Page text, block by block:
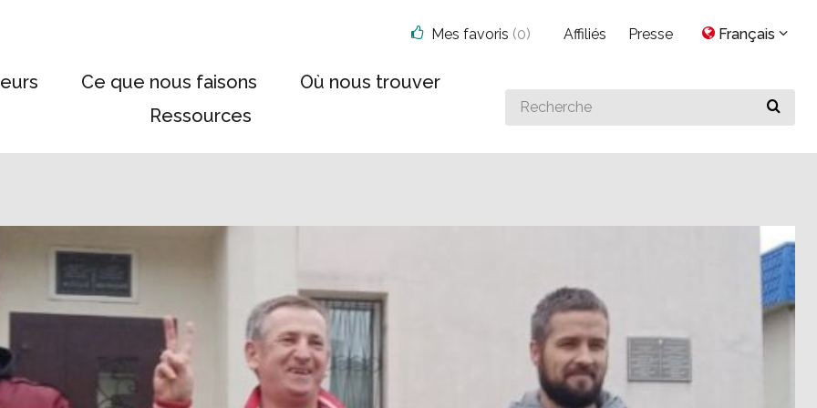
Ce que nous faisons
Où nous trouver
Ressources
Search
for
Mes favoris (0) Affiliés Presse Français